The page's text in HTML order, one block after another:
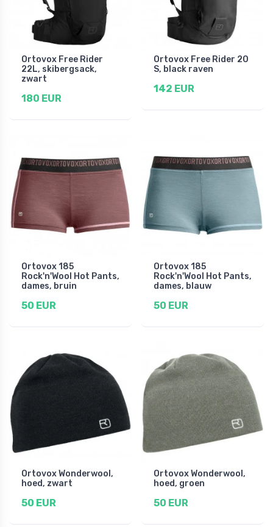
Ortovox Free Rider
22L, skibergsack,
zwart
180 EUR
Ortovox Free Rider 20
S, black raven
142 EUR
Ortovox 185
Rock'n'Wool Hot Pants,
dames, bruin
50 EUR
Ortovox 185
Rock'n'Wool Hot Pants,
dames, blauw
50 EUR
Ortovox Wonderwool,
hoed, zwart
50 EUR
Ortovox Wonderwool,
hoed, groen
50 EUR